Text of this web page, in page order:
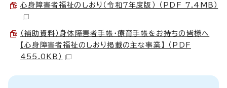
心身障害者福祉のしおり（令和7年度版） （PDF 7.4MB）
（補助資料）身体障害者手帳・療育手帳をお持ちの皆様へ
【心身障害者福祉のしおり掲載の主な事業】 （PDF
455.0KB）